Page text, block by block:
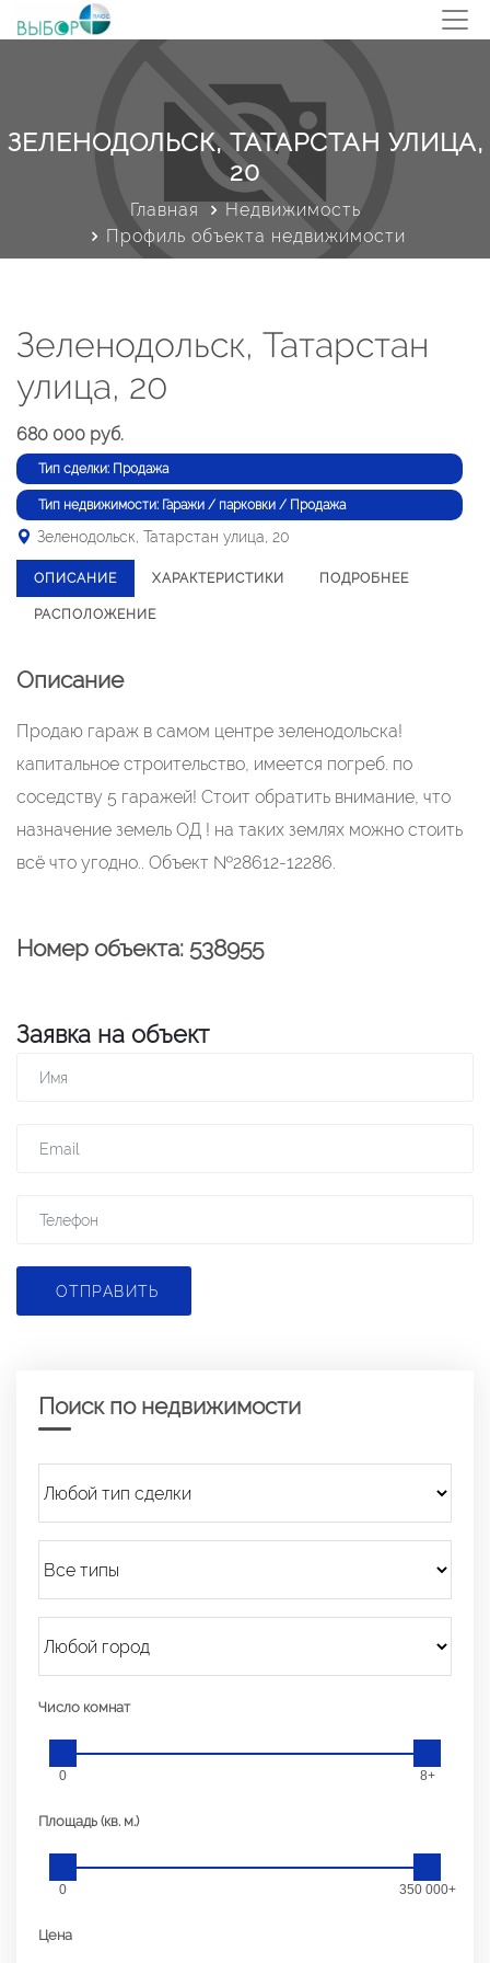
ЗЕЛЕНОДОЛЬСК, ТАТАРСТАН УЛИЦА,
20
Главная
Недвижимость
Профиль объекта недвижимости
Зеленодольск, Татарстан
улица, 20
680 000 руб.
Тип сделки: Продажа
Тип недвижимости: Гаражи / парковки / Продажа
Зеленодольск, Татарстан улица, 20
ОПИСАНИЕ ХАРАКТЕРИСТИКИ ПОДРОБНЕЕ
РАСПОЛОЖЕНИЕ
Описание
Продаю гараж в самом центре зеленодольска!
капитальное строительство, имеется погреб. по
соседству 5 гаражей! Стоит обратить внимание, что
назначение земель ОД ! на таких землях можно стоить
всё что угодно.. Объект №28612-12286.
Номер объекта: 538955
Заявка на объект
ОТПРАВИТЬ
Поиск по недвижимости
Число комнат
0 8+
Площадь (кв. м.)
0 350 000+
Цена